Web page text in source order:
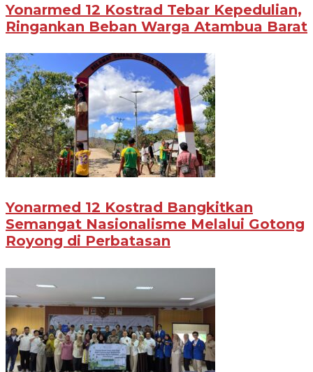
Yonarmed 12 Kostrad Tebar Kepedulian,
Ringankan Beban Warga Atambua Barat
Yonarmed 12 Kostrad Bangkitkan
Semangat Nasionalisme Melalui Gotong
Royong di Perbatasan